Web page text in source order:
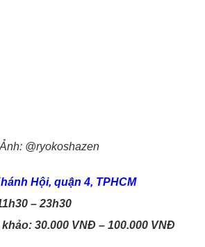
Ảnh: @ryokoshazen
Hội, quận 4, TPHCM
– 23h30
30.000 VNĐ – 100.000 VNĐ